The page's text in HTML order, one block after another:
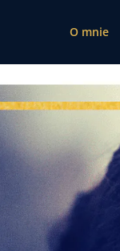
O mnie